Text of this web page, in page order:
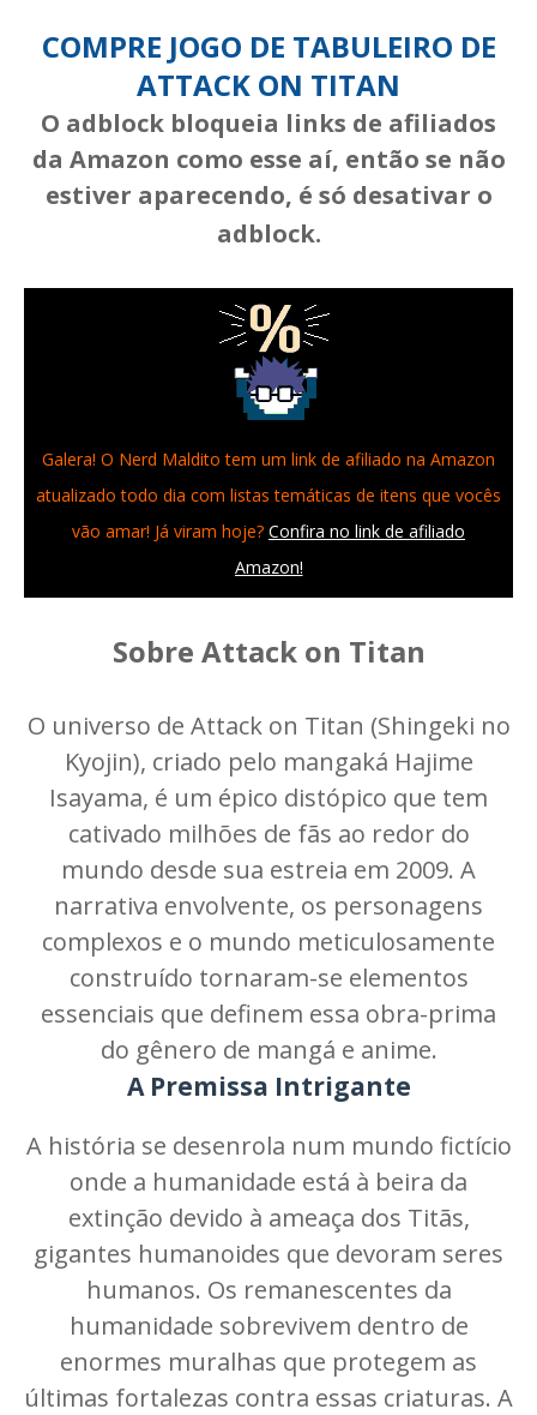
COMPRE JOGO DE TABULEIRO DE
ATTACK ON TITAN
O adblock bloqueia links de afiliados
da Amazon como esse aí, então se não
estiver aparecendo, é só desativar o
adblock.
Galera! O Nerd Maldito tem um link de afiliado na Amazon
atualizado todo dia com listas temáticas de itens que vocês
vão amar! Já viram hoje? Confira no link de afiliado
Amazon!
Sobre Attack on Titan
O universo de Attack on Titan (Shingeki no
Kyojin), criado pelo mangaká Hajime
Isayama, é um épico distópico que tem
cativado milhões de fãs ao redor do
mundo desde sua estreia em 2009. A
narrativa envolvente, os personagens
complexos e o mundo meticulosamente
construído tornaram-se elementos
essenciais que definem essa obra-prima
do gênero de mangá e anime.
A Premissa Intrigante
A história se desenrola num mundo fictício
onde a humanidade está à beira da
extinção devido à ameaça dos Titãs,
gigantes humanoides que devoram seres
humanos. Os remanescentes da
humanidade sobrevivem dentro de
enormes muralhas que protegem as
últimas fortalezas contra essas criaturas. A